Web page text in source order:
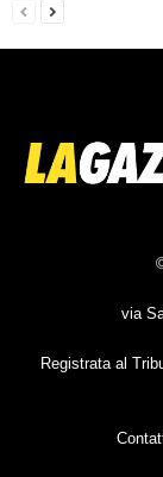
via
Registrata al